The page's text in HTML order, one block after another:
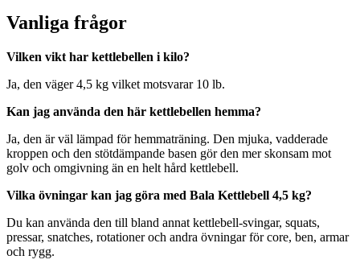
Vanliga frågor
Vilken vikt har kettlebellen i kilo?
Ja, den väger 4,5 kg vilket motsvarar 10 lb.
Kan jag använda den här kettlebellen hemma?
Ja, den är väl lämpad för hemmaträning. Den mjuka, vadderade
kroppen och den stötdämpande basen gör den mer skonsam mot
golv och omgivning än en helt hård kettlebell.
Vilka övningar kan jag göra med Bala Kettlebell 4,5 kg?
Du kan använda den till bland annat kettlebell-svingar, squats,
pressar, snatches, rotationer och andra övningar för core, ben, armar
och rygg.